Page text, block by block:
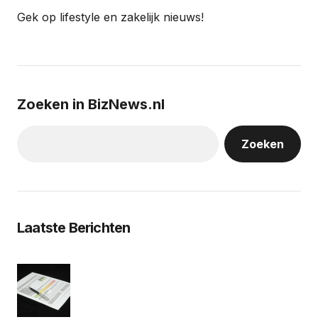
Gek op lifestyle en zakelijk nieuws!
Zoeken in BizNews.nl
Zoeken
Laatste Berichten